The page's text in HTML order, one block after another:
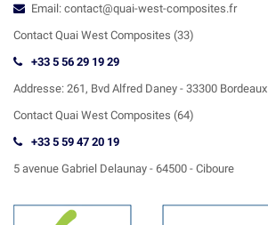
Email: contact@quai-west-composites.fr
Contact Quai West Composites (33)
+33 5 56 29 19 29
Addresse: 261, Bvd Alfred Daney - 33300 Bordeaux
Contact Quai West Composites (64)
+33 5 59 47 20 19
5 avenue Gabriel Delaunay - 64500 - Ciboure